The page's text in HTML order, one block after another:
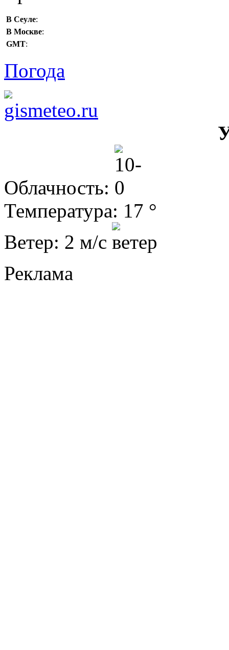
В Сеуле:
В Москве:
GMT:
Погода
Облачность:
Температура: 17 °
Ветер: 2 м/с
Реклама